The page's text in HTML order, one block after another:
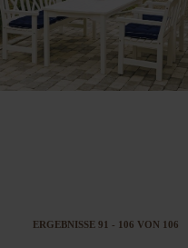
ERGEBNISSE 91 - 106 VON 106